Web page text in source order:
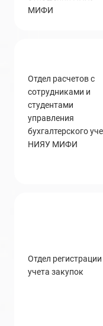
МИФИ
отдел расчетов с
сотрудниками и
студентами
управления
бухгалтерского
НИЯУ МИФИ
Отдел регистрации и
учета закупок